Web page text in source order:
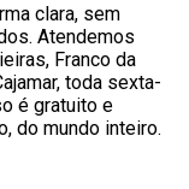
clara, sem
Atendemos
Franco da
toda sexta-
é gratuito e
do mundo inteiro.